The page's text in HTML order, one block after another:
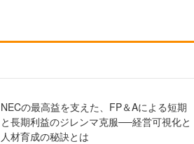
NECの最高益を支えた、FP＆Aによる短期
と長期利益のジレンマ克服──経営可視化と
人材育成の秘訣とは